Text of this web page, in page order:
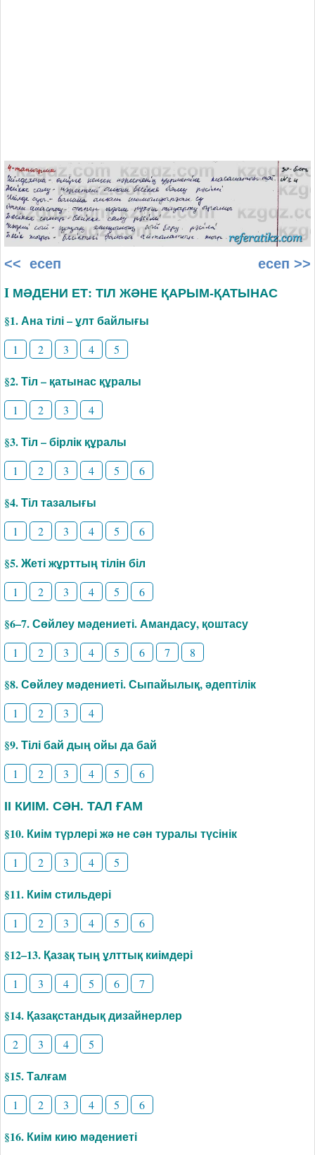
<< есеп есеп >>
I МӘДЕНИ ЕТ: ТІЛ ЖӘНЕ ҚАРЫМ-ҚАТЫНАС
§1. Ана тілі – ұлт байлығы
1 2 3 4 5
§2. Тіл – қатынас құралы
1 2 3 4
§3. Тіл – бірлік құралы
1 2 3 4 5 6
§4. Тіл тазалығы
1 2 3 4 5 6
§5. Жеті жұрттың тілін біл
1 2 3 4 5 6
§6–7. Сөйлеу мәдениеті. Амандасу, қоштасу
1 2 3 4 5 6 7 8
§8. Сөйлеу мәдениеті. Сыпайылық, әдептілік
1 2 3 4
§9. Тілі бай дың ойы да бай
1 2 3 4 5 6
ІІ КИІМ. СӘН. ТАЛ ҒАМ
§10. Киім түрлері жә не сән туралы түсінік
1 2 3 4 5
§11. Киім стильдері
1 2 3 4 5 6
§12–13. Қазақ тың ұлттық киімдері
1 3 4 5 6 7
§14. Қазақстандық дизайнерлер
2 3 4 5
§15. Талғам
1 2 3 4 5 6
§16. Киім кию мәдениеті